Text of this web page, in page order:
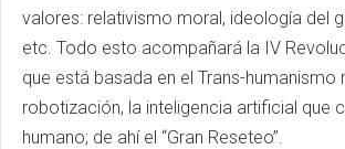
valores: relativismo moral, ideología del
etc. Todo esto acompañará la IV
que está basada en el Trans-humanismo
robotización, la inteligencia artificial que
humano; de ahí el “Gran Reseteo”.